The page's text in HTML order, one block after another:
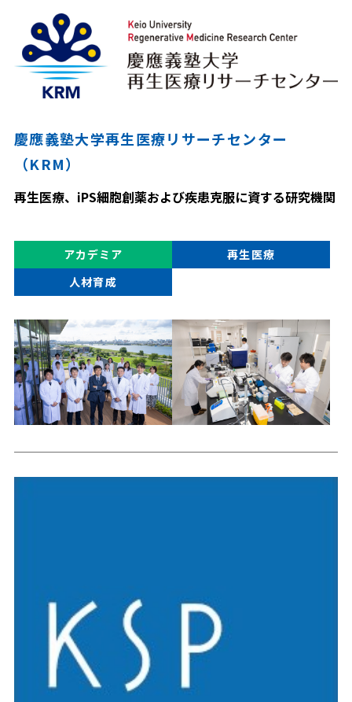
慶應義塾大学再生医療リサーチセンター
（KRM）
再生医療、iPS細胞創薬および疾患克服に資する研究機関
アカデミア
再生医療
人材育成